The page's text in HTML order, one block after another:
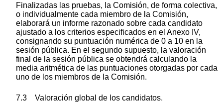
Finalizadas las pruebas, la Comisión, de forma colectiva,
o individualmente cada miembro de la Comisión,
elaborará un informe razonado sobre cada candidato
ajustado a los criterios especificados en el Anexo IV,
consignando su puntuación numérica de 0 a 10 en la
sesión pública. En el segundo supuesto, la valoración
final de la sesión pública se obtendrá calculando la
media aritmética de las puntuaciones otorgadas por cada
uno de los miembros de la Comisión.
7.3 Valoración global de los candidatos.